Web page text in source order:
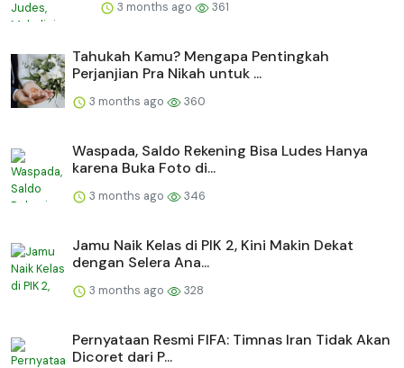
3 months ago 361
Tahukah Kamu? Mengapa Pentingkah
Perjanjian Pra Nikah untuk ...
3 months ago 360
Waspada, Saldo Rekening Bisa Ludes Hanya
karena Buka Foto di...
3 months ago 346
Jamu Naik Kelas di PIK 2, Kini Makin Dekat
dengan Selera Ana...
3 months ago 328
Pernyataan Resmi FIFA: Timnas Iran Tidak Akan
Dicoret dari P...